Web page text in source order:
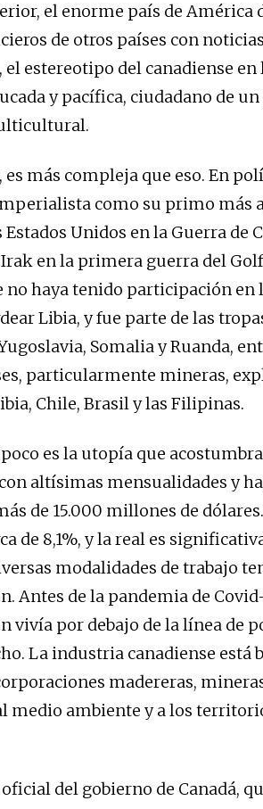
el enorme país de América
de otros países con
estereotipo del canadiense en
y pacífica, ciudadano de un
más compleja que eso. En
como su primo más
Unidos en la Guerra de
en la primera guerra del
haya tenido participación en
Libia, y fue parte de las
Somalia y Ruanda,
particularmente mineras,
Chile, Brasil y las Filipinas.
es la utopía que
altísimas mensualidades y
de 15.000 millones de
de 8,1%, y la real es
modalidades de trabajo
Antes de la pandemia de
vivía por debajo de la línea de
La industria canadiense está
madereras,
medio ambiente y a los
del gobierno de Canadá,